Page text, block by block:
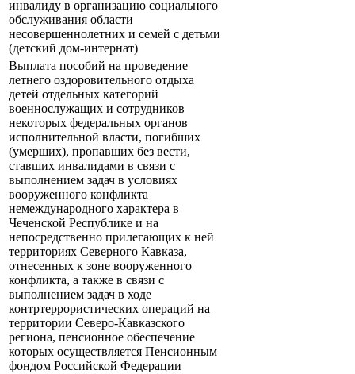
инвалиду в организацию социального
обслуживания области
несовершеннолетних и семей с детьми
(детский дом-интернат)
Выплата пособий на проведение
летнего оздоровительного отдыха
детей отдельных категорий
военнослужащих и сотрудников
некоторых федеральных органов
исполнительной власти, погибших
(умерших), пропавших без вести,
ставших инвалидами в связи с
выполнением задач в условиях
вооруженного конфликта
немеждународного характера в
Чеченской Республике и на
непосредственно прилегающих к ней
территориях Северного Кавказа,
отнесенных к зоне вооруженного
конфликта, а также в связи с
выполнением задач в ходе
контртеррористических операций на
территории Северо-Кавказского
региона, пенсионное обеспечение
которых осуществляется Пенсионным
фондом Российской Федерации